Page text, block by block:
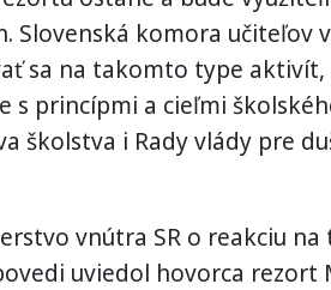
Slovenská komora učiteľov
sa na takomto type aktivít,
s princípmi a cieľmi
školstva i Rady vlády pre
vnútra SR o reakciu na
uviedol hovorca rezort